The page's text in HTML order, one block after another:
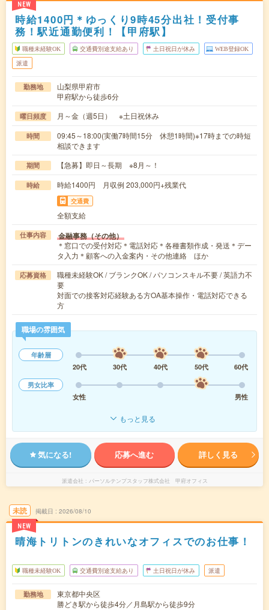
NEW
時給1400円＊ゆっくり9時45分出社！受付事
務！駅近通勤便利！【甲府駅】
職種未経験OK 交通費別途支給あり 土日祝日が休み WEB登録OK
派遣
勤務地
山梨県甲府市
甲府駅から徒歩6分
曜日頻度 月～金（週5日） ※土日祝休み
時間
09:45～18:00(実働7時間15分 休憩1時間)※17時までの時短
相談できます
期間 【急募】即日～長期 ※8月～！
時給 時給1400円 月収例 203,000円+残業代
交通費
全額支給
仕事内容 金融事務（その他）
＊窓口での受付対応＊電話対応＊各種書類作成・発送＊デー
タ入力＊顧客への入金案内・その他連絡 ほか
応募資格
職種未経験OK / ブランクOK / パソコンスキル不要 / 英語力不
要
対面での接客対応経験ある方OA基本操作・電話対応できる
方
職場の雰囲気
年齢層
20代
30代 40代 50代
60代
男女比率
女性
男性
もっと見る
気になる! 応募へ進む 詳しく見る
派遣会社 パーソルテンプスタッフ株式会社 甲府オフィス
未読
NEW
掲載日 2026/08/10
晴海トリトンのきれいなオフィスでのお仕事！
職種未経験OK 交通費別途支給あり 土日祝日が休み 派遣
勤務地
東京都中央区
勝どき駅から徒歩4分／月島駅から徒歩9分